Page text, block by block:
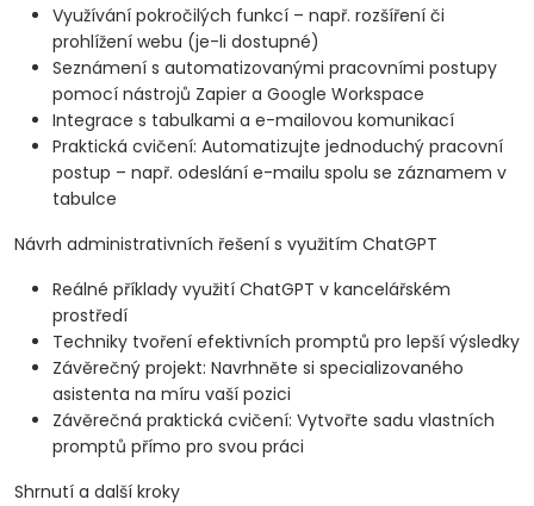
Využívání pokročilých funkcí – např. rozšíření či
prohlížení webu (je-li dostupné)
Seznámení s automatizovanými pracovními postupy
pomocí nástrojů Zapier a Google Workspace
Integrace s tabulkami a e-mailovou komunikací
Praktická cvičení: Automatizujte jednoduchý pracovní
postup – např. odeslání e-mailu spolu se záznamem v
tabulce
Návrh administrativních řešení s využitím ChatGPT
Reálné příklady využití ChatGPT v kancelářském
prostředí
Techniky tvoření efektivních promptů pro lepší výsledky
Závěrečný projekt: Navrhněte si specializovaného
asistenta na míru vaší pozici
Závěrečná praktická cvičení: Vytvořte sadu vlastních
promptů přímo pro svou práci
Shrnutí a další kroky